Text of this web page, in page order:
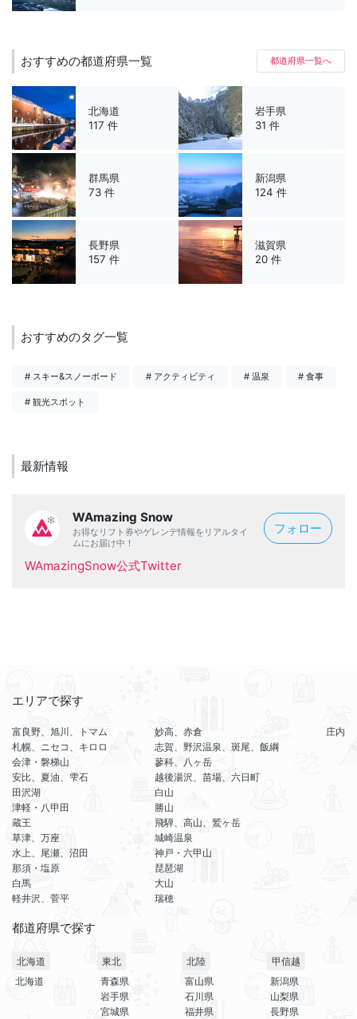
おすすめの都道府県一覧 都道府県一覧へ
北海道
117 件
岩手県
31 件
群馬県
73 件
新潟県
124 件
長野県
157 件
滋賀県
20 件
おすすめのタグ一覧
# スキー&スノーボード # アクティビティ # 温泉 # 食事
# 観光スポット
最新情報
WAmazing Snow
お得なリフト券やゲレンデ情報をリアルタイ
ムにお届け中！
フォロー
WAmazingSnow公式Twitter
エリアで探す
富良野、旭川、トマム
札幌、ニセコ、キロロ
会津・磐梯山
安比、夏油、雫石
田沢湖
津軽・八甲田
蔵王
草津、万座
水上、尾瀬、沼田
那須・塩原
白馬
軽井沢、菅平
妙高、赤倉
志賀、野沢温泉、斑尾、飯綱
蓼科、八ヶ岳
越後湯沢、苗場、六日町
白山
勝山
飛騨、高山、鷲ヶ岳
城崎温泉
神戸・六甲山
琵琶湖
大山
瑞穂
庄内
都道府県で探す
北海道
北海道
東北
青森県
岩手県
宮城県
北陸
富山県
石川県
福井県
甲信越
新潟県
山梨県
長野県